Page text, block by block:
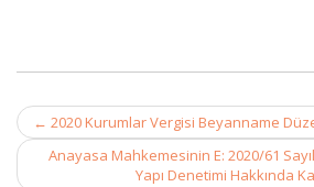
Post
navigation
← 2020 Kurumlar Vergisi Beyanname
Anayasa Mahkemesinin E: 2020/61
Yapı Denetimi Hakkında